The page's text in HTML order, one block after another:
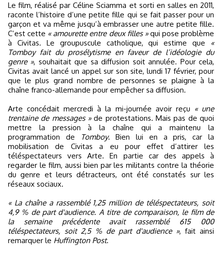
Le film, réalisé par Céline Sciamma et sorti en salles en 2011,
raconte l’histoire d’une petite fille qui se fait passer pour un
garçon et va même jusqu’à embrasser une autre petite fille.
C’est cette « amourette entre deux filles »qui pose problème
à Civitas. Le groupuscule catholique, qui estime que
«
Tomboy fait du prosélytisme en faveur de l’idéologie du
genre », souhaitait que sa diffusion soit annulée. Pour cela,
Civitas avait lancé un appel sur son site, lundi 17 février, pour
que le plus grand nombre de personnes se plaigne à la
chaîne franco-allemande pour empêcher sa diffusion.
Arte concédait mercredi à la mi-journée avoir reçu « une
trentaine de messages »de protestations. Mais pas de quoi
mettre la pression à la chaîne qui a maintenu la
programmation de
Tomboy. Bien lui en a pris, car la
mobilisation de Civitas a eu pour effet d’attirer les
téléspectateurs vers Arte. En partie car des appels à
regarder le film, aussi bien par les militants contre la théorie
du genre et leurs détracteurs, ont été constatés sur les
réseaux sociaux.
« La chaîne a rassemblé 1,25 million de téléspectateurs, soit
4,9 % de part d'audience. A titre de comparaison, le film de
la semaine précédente avait rassemblé 615 000
téléspectateurs, soit 2,5 % de part d'audience », fait ainsi
remarquer le Huffington Post.